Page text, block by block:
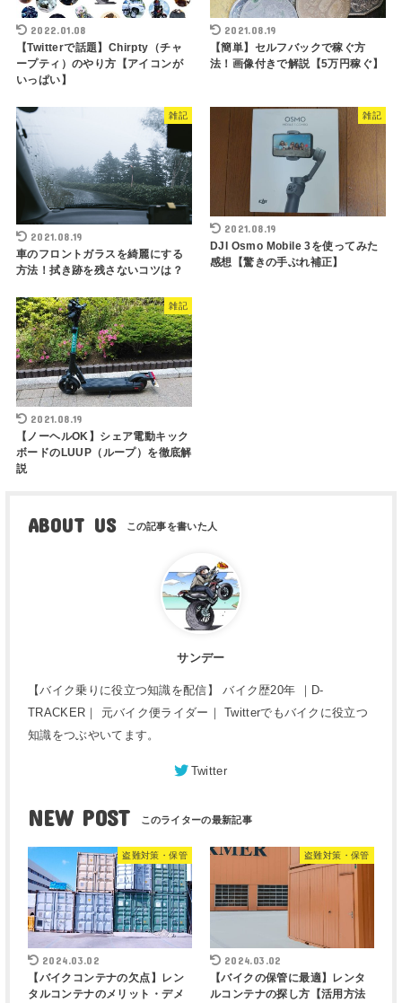
2022.01.08
【Twitterで話題】Chirpty（チャ
ープティ）のやり方【アイコンが
いっぱい】
2021.08.19
【簡単】セルフバックで稼ぐ方
法！画像付きで解説【5万円稼ぐ】
雑記
2021.08.19
車のフロントガラスを綺麗にする
方法！拭き跡を残さないコツは？
雑記
2021.08.19
DJI Osmo Mobile 3を使ってみた
感想【驚きの手ぶれ補正】
雑記
2021.08.19
【ノーヘルOK】シェア電動キック
ボードのLUUP（ループ）を徹底解
説
ABOUT US
サンデー
【バイク乗りに役立つ知識を配信】 バイク歴20年 ｜D-
TRACKER｜ 元バイク便ライダー｜ Twitterでもバイクに役立つ
知識をつぶやいてます。
Twitter
NEW POST
盗難対策・保管
2024.03.02
【バイクコンテナの欠点】レン
タルコンテナのメリット・デメ
盗難対策・保管
2024.03.02
【バイクの保管に最適】レンタ
ルコンテナの探し方【活用方法